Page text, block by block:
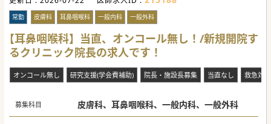
常勤 皮膚科 耳鼻咽喉科 一般内科 一般外科
【耳鼻咽喉科】当直、オンコール無し！/新規開院す
るクリニック院長の求人です！
オンコール無し 研究支援(学会費補助) 院長・施設長募集 当直なし 救急対
募集科目 皮膚科、耳鼻咽喉科、一般内科、一般外科